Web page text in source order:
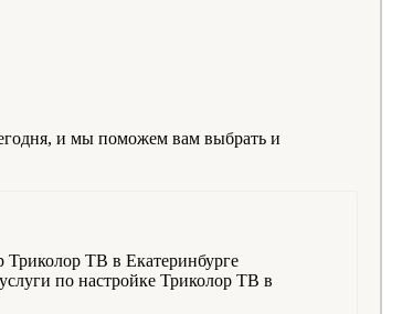
и мы поможем вам выбрать и
ТВ в Екатеринбурге
по настройке Триколор ТВ в